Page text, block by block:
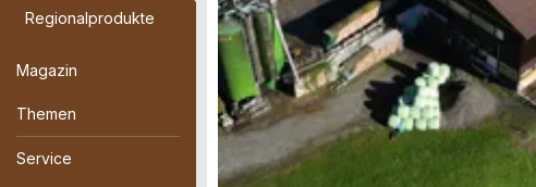
Regionalprodukte
Magazin
Themen
Service